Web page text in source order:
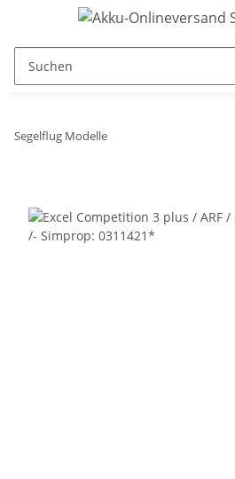
Segelflug Modelle